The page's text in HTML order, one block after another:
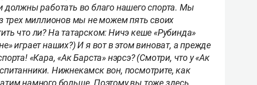
должны работать во благо нашего спорта. Мы
трех миллионов мы не можем пять своих
что ли? На татарском: Ничэ кеше «Рубинда»
играет наших?) И я вот в этом виноват, а прежде
«Кара, «Ак Барста» нэрсэ? (Смотри, что у «Ак
Нижнекамск вон, посмотрите, как
намного больше. Поэтому вы тоже здесь